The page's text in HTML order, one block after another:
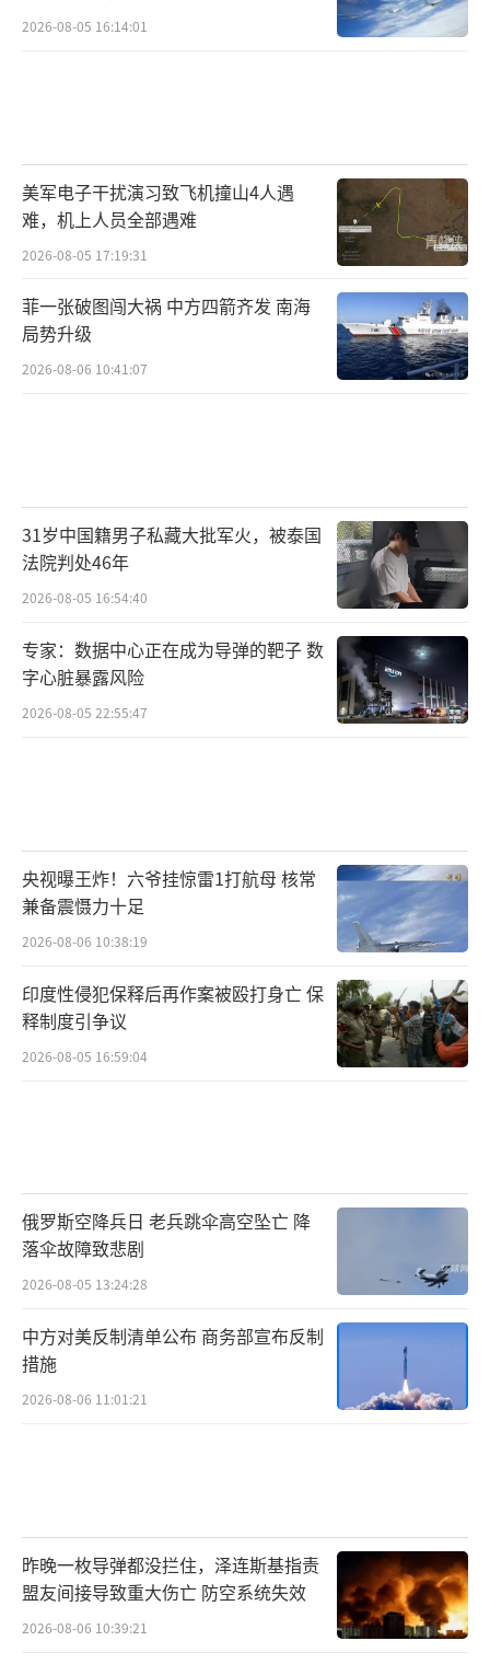
2026-08-05 16:14:01
美军电子干扰演习致飞机撞山4人遇
难，机上人员全部遇难
2026-08-05 17:19:31
菲一张破图闯大祸 中方四箭齐发 南海
局势升级
2026-08-06 10:41:07
31岁中国籍男子私藏大批军火，被泰国
法院判处46年
2026-08-05 16:54:40
专家：数据中心正在成为导弹的靶子 数
字心脏暴露风险
2026-08-05 22:55:47
央视曝王炸！六爷挂惊雷1打航母 核常
兼备震慑力十足
2026-08-06 10:38:19
印度性侵犯保释后再作案被殴打身亡 保
释制度引争议
2026-08-05 16:59:04
俄罗斯空降兵日 老兵跳伞高空坠亡 降
落伞故障致悲剧
2026-08-05 13:24:28
中方对美反制清单公布 商务部宣布反制
措施
2026-08-06 11:01:21
昨晚一枚导弹都没拦住，泽连斯基指责
盟友间接导致重大伤亡 防空系统失效
2026-08-06 10:39:21